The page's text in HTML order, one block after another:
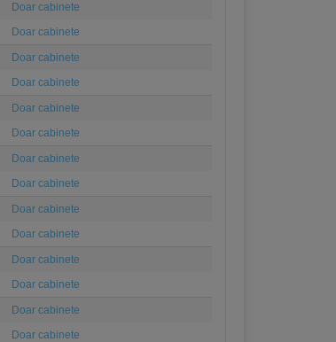
Doar cabinete
Doar cabinete
Doar cabinete
Doar cabinete
Doar cabinete
Doar cabinete
Doar cabinete
Doar cabinete
Doar cabinete
Doar cabinete
Doar cabinete
Doar cabinete
Doar cabinete
Doar cabinete